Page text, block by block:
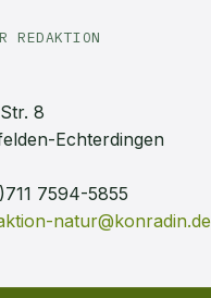
REDAKTION
8
Echterdingen
7594-5855
natur@konradin.de